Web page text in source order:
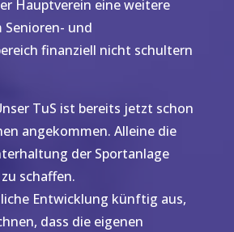
Hauptverein eine weitere
Senioren- und
finanziell nicht schultern
TuS ist bereits jetzt schon
angekommen. Alleine die
der Sportanlage
schaffen.
Entwicklung künftig aus,
dass die eigenen